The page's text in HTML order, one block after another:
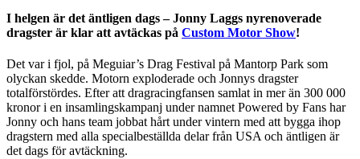
I helgen är det äntligen dags – Jonny Laggs nyrenoverade
dragster är klar att avtäckas på Custom Motor Show!
Det var i fjol, på Meguiar’s Drag Festival på Mantorp Park som
olyckan skedde. Motorn exploderade och Jonnys dragster
totalförstördes. Efter att dragracingfansen samlat in mer än 300 000
kronor i en insamlingskampanj under namnet Powered by Fans har
Jonny och hans team jobbat hårt under vintern med att bygga ihop
dragstern med alla specialbeställda delar från USA och äntligen är
det dags för avtäckning.